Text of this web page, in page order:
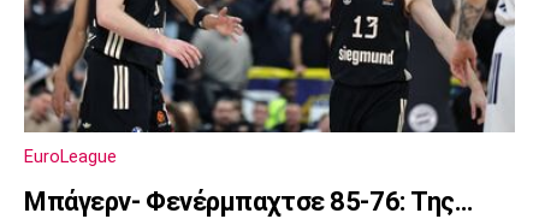
EuroLeague
Μπάγερν- Φενέρμπαχτσε 85-76: Της…